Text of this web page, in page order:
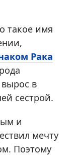
такое имя
Рака
в
сестрой.
и
мечту
Поэтому